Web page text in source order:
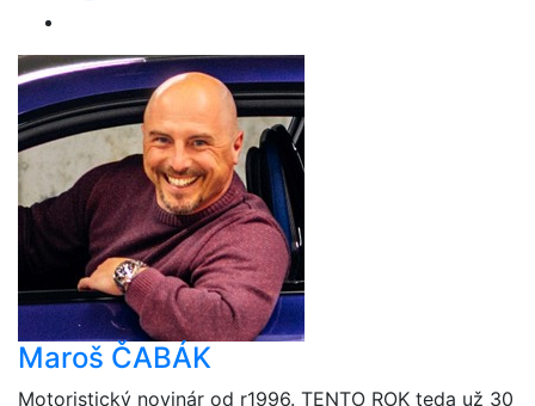
Maroš ČABÁK
Motoristický novinár od r1996. TENTO ROK teda už 30